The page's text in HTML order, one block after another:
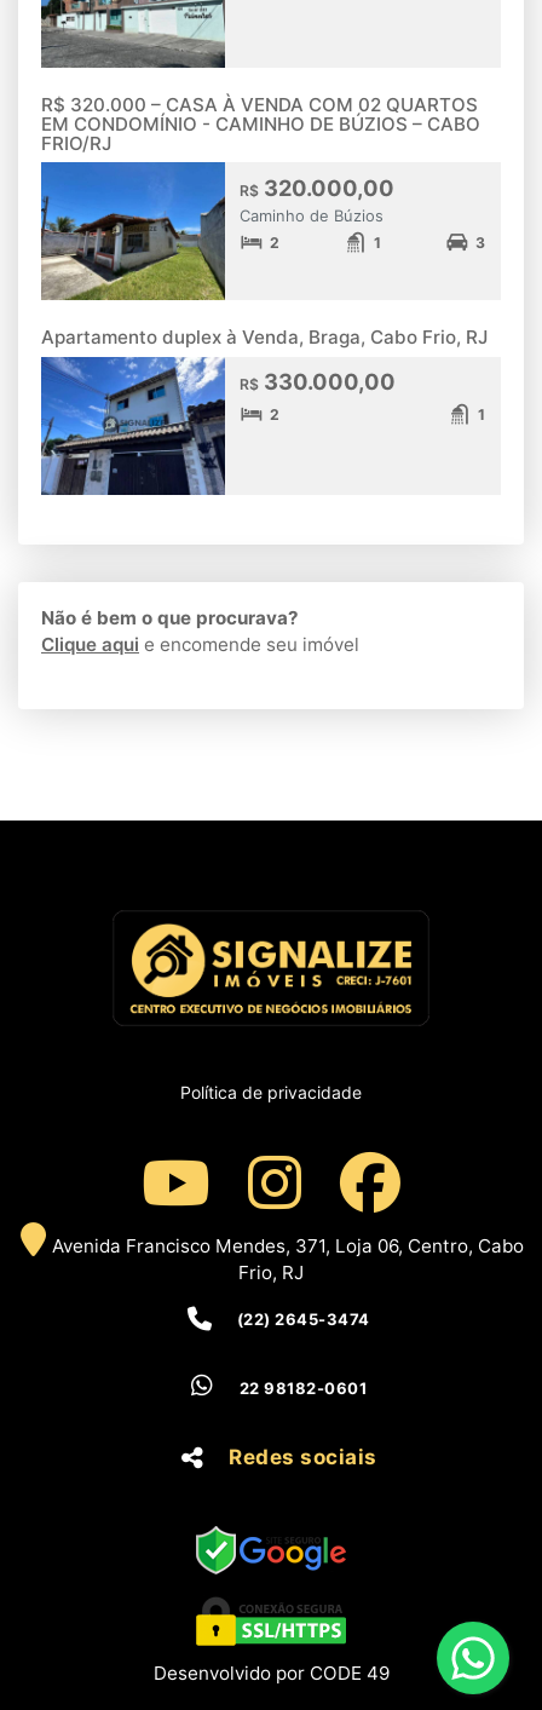
R$ 320.000 – CASA À VENDA COM 02 QUARTOS
EM CONDOMÍNIO - CAMINHO DE BÚZIOS – CABO
FRIO/RJ
R$ 320.000,00
Caminho de Búzios
2 1 3
Apartamento duplex à Venda, Braga, Cabo Frio, RJ
R$ 330.000,00
2 1
Não é bem o que procurava?
Clique aqui e encomende seu imóvel
Política de privacidade
Avenida Francisco Mendes, 371, Loja 06, Centro, Cabo
Frio, RJ
(22) 2645-3474
22 98182-0601
Redes sociais
Desenvolvido por CODE 49